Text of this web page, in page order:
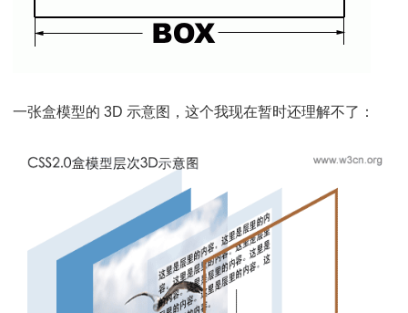
一张盒模型的 3D 示意图，这个我现在暂时还理解不了：